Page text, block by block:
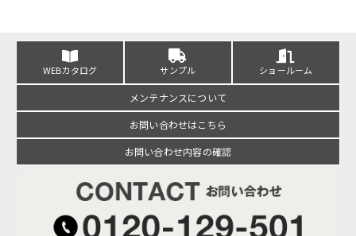
WEBカタログ サンプル ショールーム
メンテナンスについて
お問い合わせはこちら
お問い合わせ内容の確認